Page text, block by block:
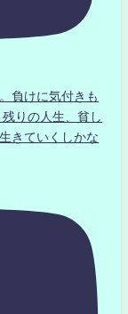
負けに気付きも
りの人生、貧し
きていくしかな